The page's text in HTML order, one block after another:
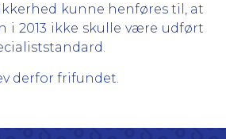
kunne henføres til, at
i 2013 ikke skulle være udført
derfor frifundet.